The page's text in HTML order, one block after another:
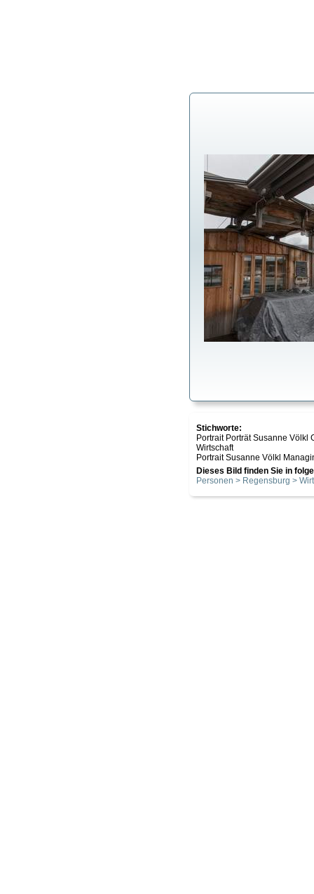
Stichworte:
Portrait Porträt Susanne
Wirtschaft
Portrait Susanne Völkl
Dieses Bild finden Sie in
Personen > Regensburg >